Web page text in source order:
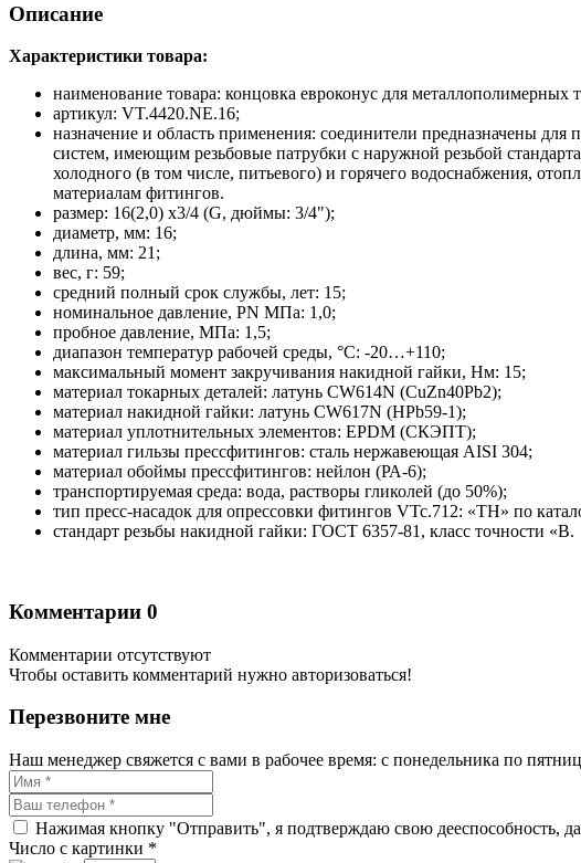
Описание
Характеристики товара:
наименование товара: концовка евроконус для металлополимерных
артикул: VT.4420.NE.16;
назначение и область применения: соединители предназначены
систем, имеющим резьбовые патрубки с наружной резьбой
холодного (в том числе, питьевого) и горячего водоснабжения,
материалам фитингов.
размер: 16(2,0) х3/4 (G, дюймы: 3/4");
диаметр, мм: 16;
длина, мм: 21;
вес, г: 59;
средний полный срок службы, лет: 15;
номинальное давление, PN МПа: 1,0;
пробное давление, МПа: 1,5;
диапазон температур рабочей среды, °С: -20…+110;
максимальный момент закручивания накидной гайки, Нм: 15;
материал токарных деталей: латунь CW614N (CuZn40Pb2);
материал накидной гайки: латунь CW617N (HPb59-1);
материал уплотнительных элементов: EPDM (СКЭПТ);
материал гильзы прессфитингов: сталь нержавеющая AISI 304;
материал обоймы прессфитингов: нейлон (РА-6);
транспортируемая среда: вода, растворы гликолей (до 50%);
тип пресс-насадок для опрессовки фитингов VTc.712: «ТН» по
стандарт резьбы накидной гайки: ГОСТ 6357-81, класс точности «В.
Комментарии 0
Комментарии отсутствуют
Чтобы оставить комментарий нужно авторизоваться!
Перезвоните мне
Наш менеджер свяжется с вами в рабочее время: с понедельника по
Нажимая кнопку "Отправить", я подтверждаю свою дееспособность,
Число с картинки *